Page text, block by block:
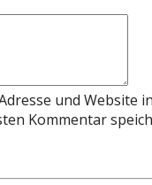
und Website
Kommentar